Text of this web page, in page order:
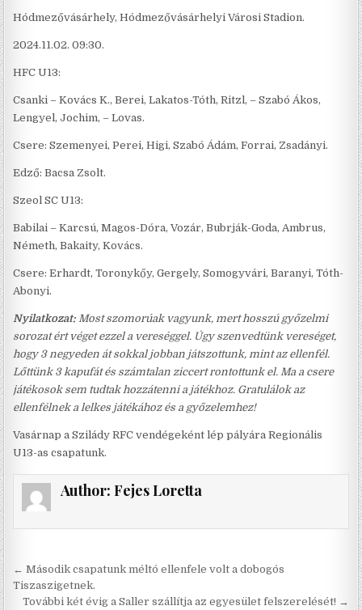
Hódmezővásárhely, Hódmezővásárhelyi Városi Stadion.
2024.11.02. 09:30.
HFC U13:
Csanki – Kovács K., Berei, Lakatos-Tóth, Ritzl, – Szabó Ákos,
Lengyel, Jochim, – Lovas.
Csere: Szemenyei, Perei, Higi, Szabó Ádám, Forrai, Zsadányi.
Edző: Bacsa Zsolt.
Szeol SC U13:
Babilai – Karcsú, Magos-Dóra, Vozár, Bubrják-Goda, Ambrus,
Németh, Bakaity, Kovács.
Csere: Erhardt, Toronykőy, Gergely, Somogyvári, Baranyi, Tóth-
Abonyi.
Nyilatkozat: Most szomorúak vagyunk, mert hosszú győzelmi
sorozat ért véget ezzel a vereséggel. Úgy szenvedtünk vereséget,
hogy 3 negyeden át sokkal jobban játszottunk, mint az ellenfél.
Lőttünk 3 kapufát és számtalan ziccert rontottunk el. Ma a csere
játékosok sem tudtak hozzátenni a játékhoz. Gratulálok az
ellenfélnek a lelkes játékához és a győzelemhez!
Vasárnap a Szilády RFC vendégeként lép pályára Regionális
U13-as csapatunk.
Author: Fejes Loretta
Bejegyzés
navigáció
← Második csapatunk méltó ellenfele volt a dobogós
Tiszaszigetnek.
További két évig a Saller szállítja az egyesület felszerelését! →